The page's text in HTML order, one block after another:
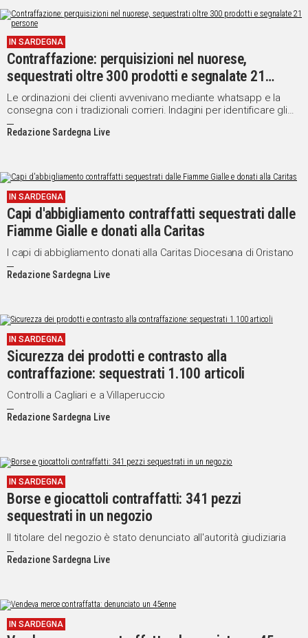
IN SARDEGNA
Contraffazione: perquisizioni nel nuorese,
sequestrati oltre 300 prodotti e segnalate 21
persone
Le ordinazioni dei clienti avvenivano mediante whatsapp e la
consegna con i tradizionali corrieri. Indagini per identificare gli
acquirenti a cui verranno comminate le previste sanzioni.
Redazione Sardegna Live
IN SARDEGNA
Capi d'abbigliamento contraffatti sequestrati dalle
Fiamme Gialle e donati alla Caritas
I capi di abbigliamento donati alla Caritas Diocesana di Oristano
Redazione Sardegna Live
IN SARDEGNA
Sicurezza dei prodotti e contrasto alla
contraffazione: sequestrati 1.100 articoli
Controlli a Cagliari e a Villaperuccio
Redazione Sardegna Live
IN SARDEGNA
Borse e giocattoli contraffatti: 341 pezzi
sequestrati in un negozio
Il titolare del negozio è stato denunciato all'autorità giudiziaria
Redazione Sardegna Live
IN SARDEGNA